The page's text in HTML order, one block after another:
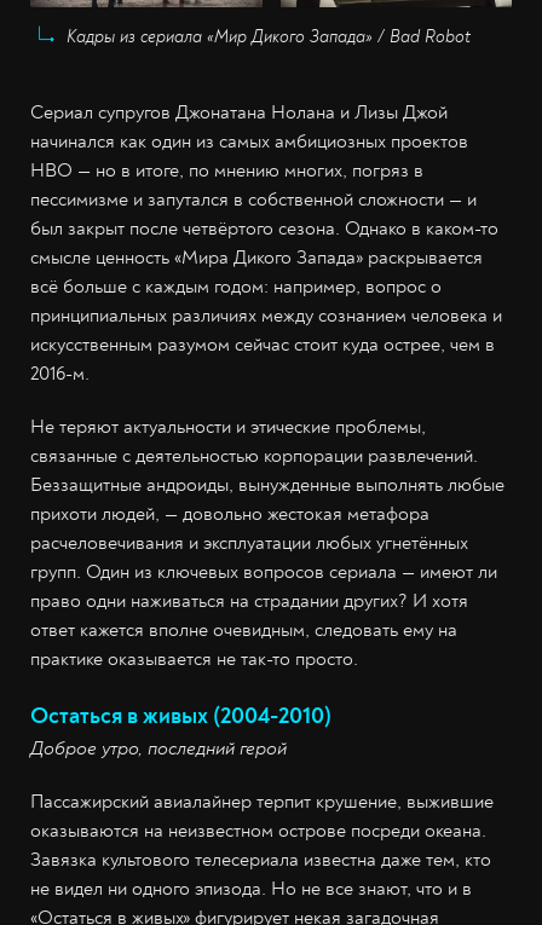
Кадры из сериала «Мир Дикого Запада» / Bad Robot
Сериал супругов Джонатана Нолана и Лизы Джой
начинался как один из самых амбициозных проектов
НВО — но в итоге, по мнению многих, погряз в
пессимизме и запутался в собственной сложности — и
был закрыт после четвёртого сезона. Однако в каком-то
смысле ценность «Мира Дикого Запада» раскрывается
всё больше с каждым годом: например, вопрос о
принципиальных различиях между сознанием человека и
искусственным разумом сейчас стоит куда острее, чем в
2016-м.
Не теряют актуальности и этические проблемы,
связанные с деятельностью корпорации развлечений.
Беззащитные андроиды, вынужденные выполнять любые
прихоти людей, — довольно жестокая метафора
расчеловечивания и эксплуатации любых угнетённых
групп. Один из ключевых вопросов сериала — имеют ли
право одни наживаться на страдании других? И хотя
ответ кажется вполне очевидным, следовать ему на
практике оказывается не так-то просто.
Остаться в живых (2004-2010)
Доброе утро, последний герой
Пассажирский авиалайнер терпит крушение, выжившие
оказываются на неизвестном острове посреди океана.
Завязка культового телесериала известна даже тем, кто
не видел ни одного эпизода. Но не все знают, что и в
«Остаться в живых» фигурирует некая загадочная